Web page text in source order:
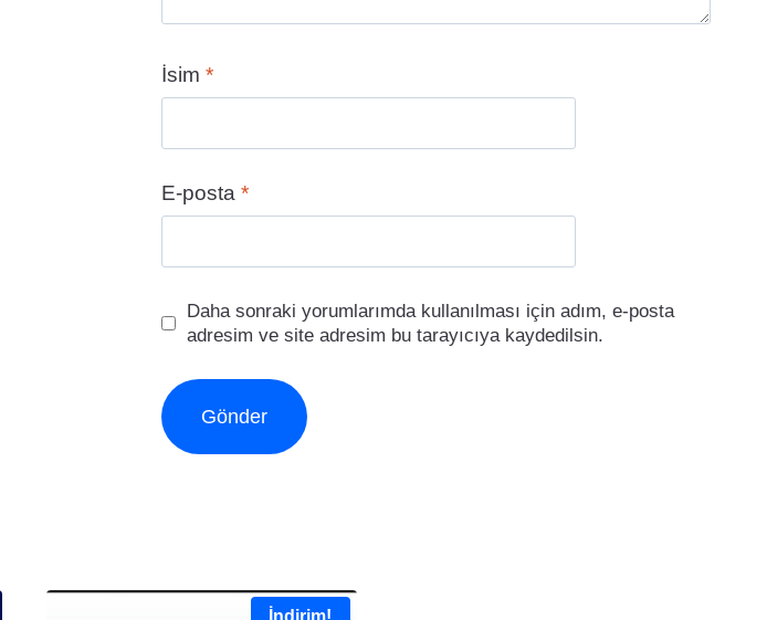
İsim*
E-posta*
Daha sonraki yorumlarımda kullanılması için adım, e-posta
adresim ve site adresim bu tarayıcıya kaydedilsin.
İndirim!